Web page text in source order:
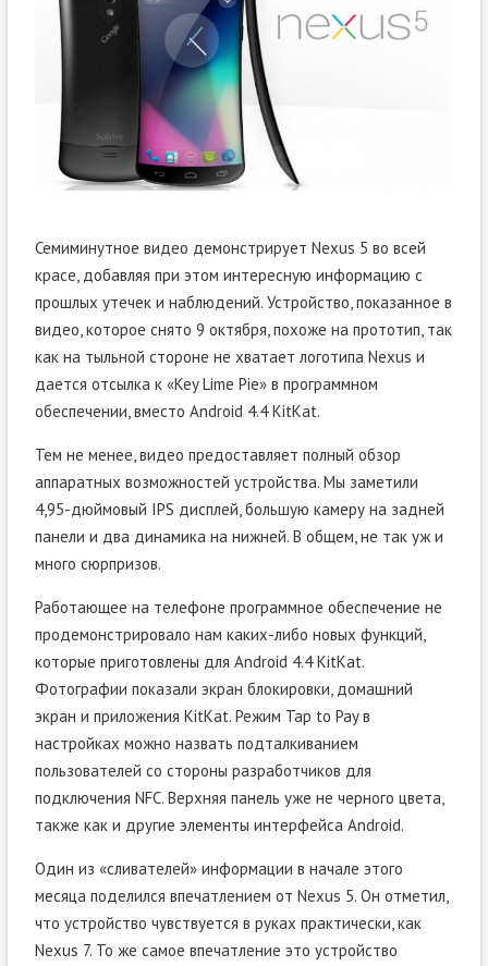
Семиминутное видео демонстрирует Nexus 5 во всей
красе, добавляя при этом интересную информацию с
прошлых утечек и наблюдений. Устройство, показанное в
видео, которое снято 9 октября, похоже на прототип, так
как на тыльной стороне не хватает логотипа Nexus и
дается отсылка к «Key Lime Pie» в программном
обеспечении, вместо Android 4.4 KitKat.
Тем не менее, видео предоставляет полный обзор
аппаратных возможностей устройства. Мы заметили
4,95-дюймовый IPS дисплей, большую камеру на задней
панели и два динамика на нижней. В общем, не так уж и
много сюрпризов.
Работающее на телефоне программное обеспечение не
продемонстрировало нам каких-либо новых функций,
которые приготовлены для Android 4.4 KitKat.
Фотографии показали экран блокировки, домашний
экран и приложения KitKat. Режим Tap to Pay в
настройках можно назвать подталкиванием
пользователей со стороны разработчиков для
подключения NFC. Верхняя панель уже не черного цвета,
также как и другие элементы интерфейса Android.
Один из «сливателей» информации в начале этого
месяца поделился впечатлением от Nexus 5. Он отметил,
что устройство чувствуется в руках практически, как
Nexus 7. То же самое впечатление это устройство